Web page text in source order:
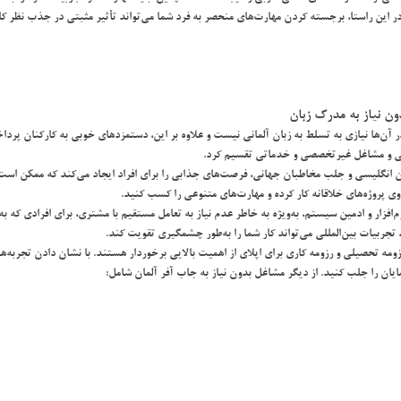
در اين راستا، برجسته كردن مهارت‌هاي منحصر به فرد شما مي‌تواند تأثير مثبتي در جذب نظر
نياز به مدرك زبان
آن‌ها نيازي به تسلط به زبان آلماني نيست و علاوه بر اين، دستمزدهاي خوبي به كاركنان
و مشاغل غيرتخصصي و خدماتي تقسيم كرد.
انگليسي و جلب مخاطبان جهاني، فرصت‌هاي جذابي را براي افراد ايجاد مي‌كند كه ممكن است
پروژه‌هاي خلاقانه كار كرده و مهارت‌هاي متنوعي را كسب كنيد.
و ادمين سيستم، به‌ويژه به خاطر عدم نياز به تعامل مستقيم با مشتري، براي افرادي
تجربيات بين‌المللي مي‌تواند كار شما را به‌طور چشمگيري تقويت كند.
تحصيلي و رزومه كاري براي اپلاي از اهميت بالايي برخوردار هستند. با نشان دادن
را جلب كنيد. از ديگر مشاغل بدون نياز به جاب آفر آلمان شامل: